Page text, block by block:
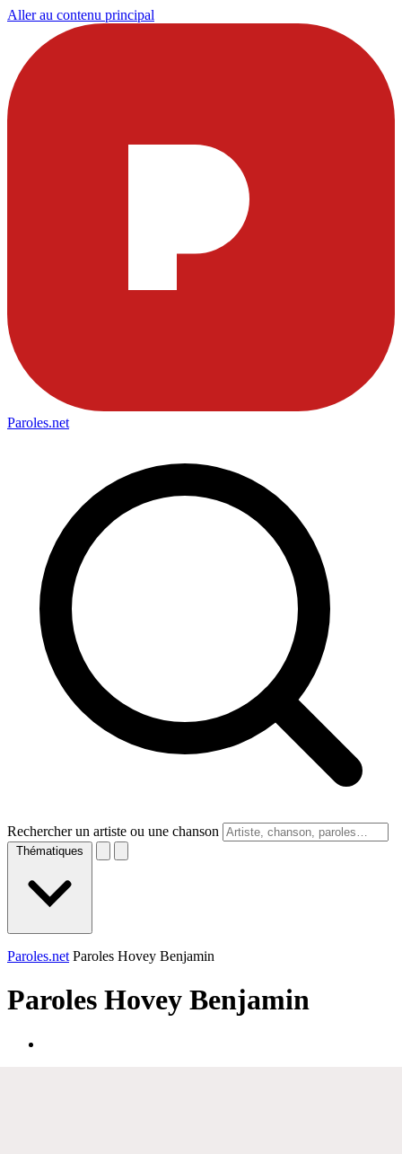
Aller au contenu principal
Paroles.net
Rechercher un artiste ou une chanson
Thématiques
Paroles.net Paroles Hovey Benjamin
Paroles Hovey Benjamin